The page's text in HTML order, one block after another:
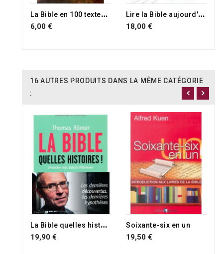
L
a Bible en 100 textes essentiels
6,00 €
L
ire la Bible aujourd'hui
18,00 €
16 AUTRES PRODUITS DANS LA MÊME CATÉGORIE
:
L
a Bible quelles histoires
19,90 €
RUPTURE DE STOCK
Soixante-six en un
19,50 €